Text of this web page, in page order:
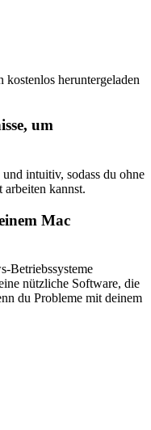
heruntergeladen
um
intuitiv, sodass du ohne
arbeiten kannst.
Mac
Betriebssysteme
nützliche Software, die
du Probleme mit deinem